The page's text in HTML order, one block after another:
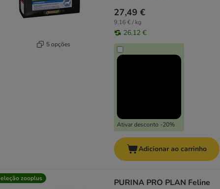
5 opções
27,49 €
9,16 € / kg
26,12 €
Ativar desconto -20%
Adicionar ao carrinho
zooplus
PURINA PRO PLAN Feline